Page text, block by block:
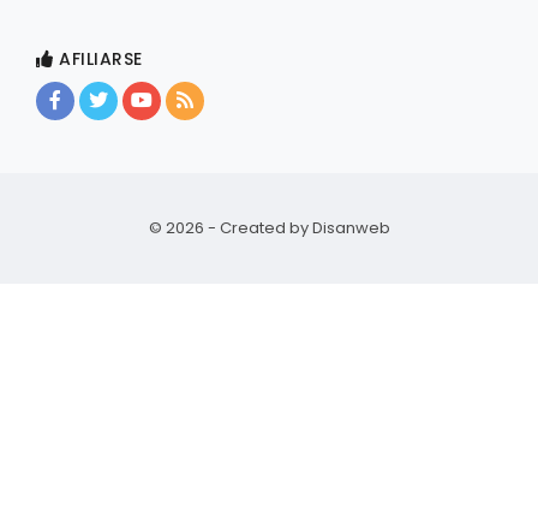
AFILIARSE
© 2026 - Created byDisanweb